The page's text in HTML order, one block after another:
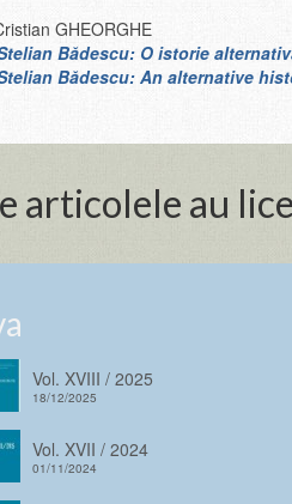
GHEORGHE
Bădescu: O istorie
Bădescu: An alternative
articolele au
Vol. XVIII / 2025
18/12/2025
Vol. XVII / 2024
01/11/2024